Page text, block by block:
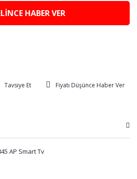
HABER VER
Tavsiye Et
Fiyatı Düşünce Haber Ver
AP Smart Tv